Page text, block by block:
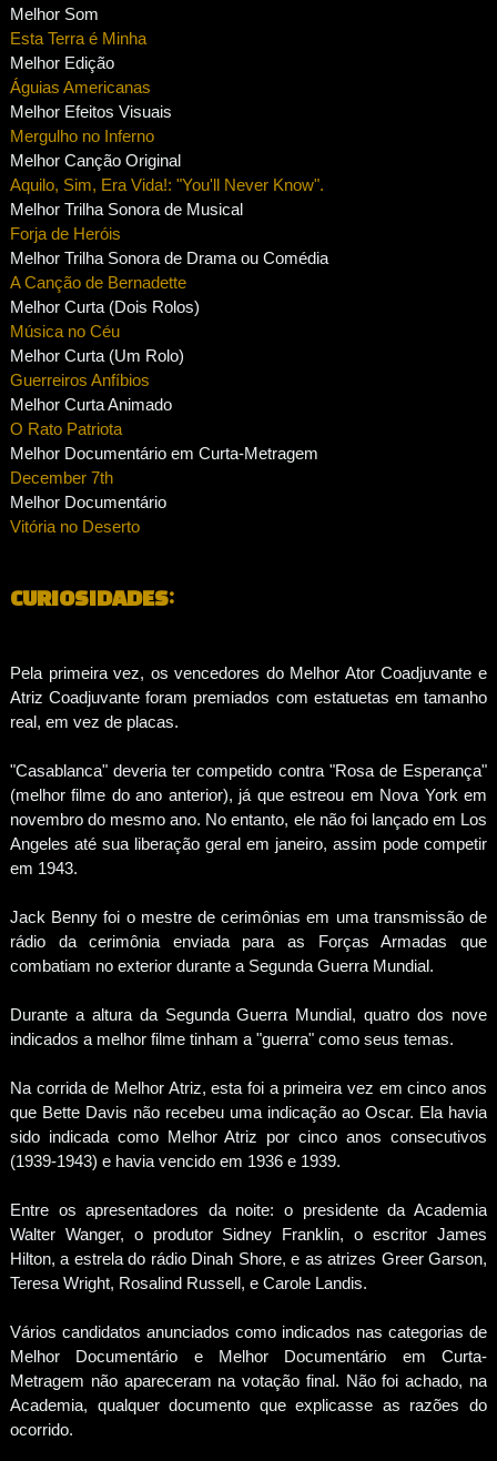
Melhor Som
Esta Terra é Minha
Melhor Edição
Águias Americanas
Melhor Efeitos Visuais
Mergulho no Inferno
Melhor Canção Original
Aquilo, Sim, Era Vida!: "You'll Never Know".
Melhor Trilha Sonora de Musical
Forja de Heróis
Melhor Trilha Sonora de Drama ou Comédia
A Canção de Bernadette
Melhor Curta (Dois Rolos)
Música no Céu
Melhor Curta (Um Rolo)
Guerreiros Anfíbios
Melhor Curta Animado
O Rato Patriota
Melhor Documentário em Curta-Metragem
December 7th
Melhor Documentário
Vitória no Deserto
CURIOSIDADES:
Pela primeira vez, os vencedores do Melhor Ator Coadjuvante e
Atriz Coadjuvante foram premiados com estatuetas em tamanho
real, em vez de placas.
"Casablanca" deveria ter competido contra "Rosa de Esperança"
(melhor filme do ano anterior), já que estreou em Nova York em
novembro do mesmo ano. No entanto, ele não foi lançado em Los
Angeles até sua liberação geral em janeiro, assim pode competir
em 1943.
Jack Benny foi o mestre de cerimônias em uma transmissão de
rádio da cerimônia enviada para as Forças Armadas que
combatiam no exterior durante a Segunda Guerra Mundial.
Durante a altura da Segunda Guerra Mundial, quatro dos nove
indicados a melhor filme tinham a "guerra" como seus temas.
Na corrida de Melhor Atriz, esta foi a primeira vez em cinco anos
que Bette Davis não recebeu uma indicação ao Oscar. Ela havia
sido indicada como Melhor Atriz por cinco anos consecutivos
(1939-1943) e havia vencido em 1936 e 1939.
Entre os apresentadores da noite: o presidente da Academia
Walter Wanger, o produtor Sidney Franklin, o escritor James
Hilton, a estrela do rádio Dinah Shore, e as atrizes Greer Garson,
Teresa Wright, Rosalind Russell, e Carole Landis.
Vários candidatos anunciados como indicados nas categorias de
Melhor Documentário e Melhor Documentário em Curta-
Metragem não apareceram na votação final. Não foi achado, na
Academia, qualquer documento que explicasse as razões do
ocorrido.